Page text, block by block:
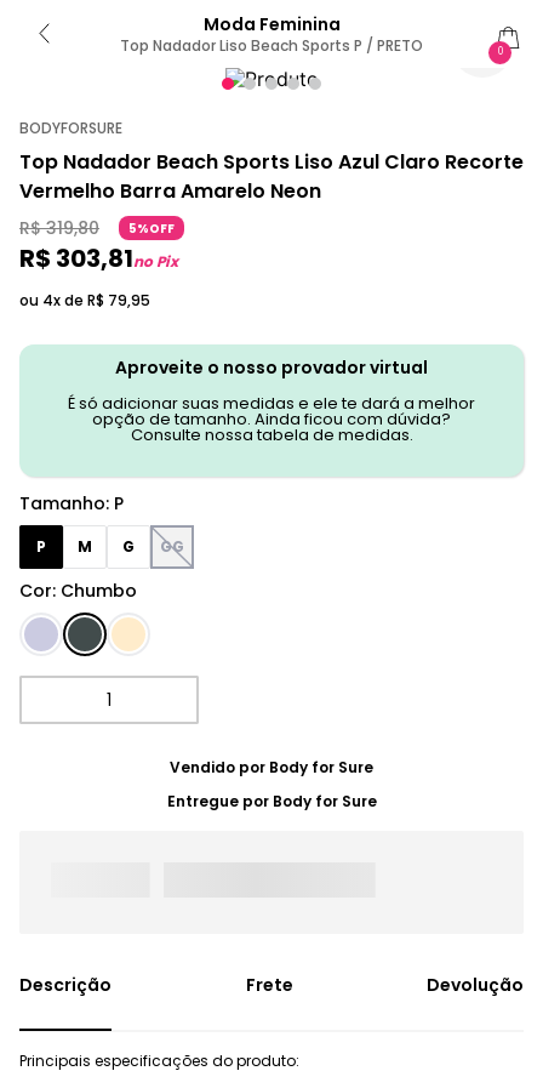
Moda Feminina
Top Nadador Liso Beach Sports P / PRETO 0
BODYFORSURE
Top Nadador Beach Sports Liso Azul Claro Recorte
Vermelho Barra Amarelo Neon
R$ 319,80 5%OFF
R$ 303,81no Pix
ou 4x de R$ 79,95
Aproveite o nosso provador virtual
É só adicionar suas medidas e ele te dará a melhor
opção de tamanho. Ainda ficou com dúvida?
Consulte nossa tabela de medidas.
Cor: Chumbo
Tamanho: P
P M G GG
Vendido por Body for Sure
Entregue por Body for Sure
Frete Devolução
Principais especificações do produto: